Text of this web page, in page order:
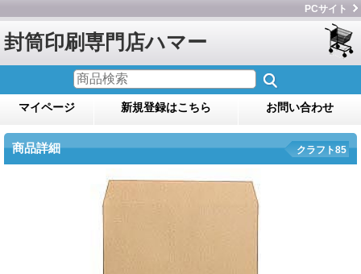
PCサイト
封筒印刷専門店ハマー
マイページ 新規登録はこちら お問い合わせ
商品詳細 クラフト85